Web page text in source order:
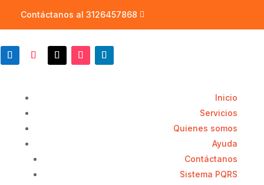
Contáctanos al 3126457868
Inicio
Servicios
Quienes somos
Ayuda
Contáctanos
Sistema PQRS